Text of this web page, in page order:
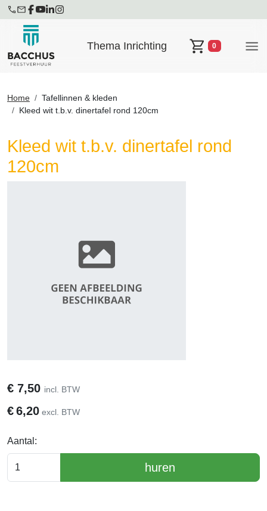
Thema Inrichting
Winkelwagen
0
Home
Tafellinnen & kleden
Kleed wit t.b.v. dinertafel rond 120cm
Kleed wit t.b.v. dinertafel rond
120cm
€ 7,50 incl. BTW
€6,20 excl. BTW
Aantal:
huren